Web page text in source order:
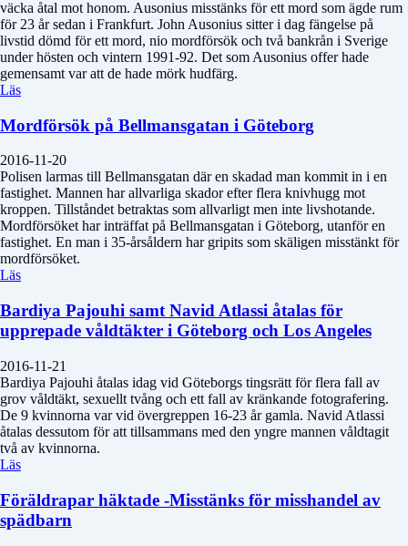
väcka åtal mot honom. Ausonius misstänks för ett mord som ägde rum
för 23 år sedan i Frankfurt. John Ausonius sitter i dag fängelse på
livstid dömd för ett mord, nio mordförsök och två bankrån i Sverige
under hösten och vintern 1991-92. Det som Ausonius offer hade
gemensamt var att de hade mörk hudfärg.
Läs
Mordförsök på Bellmansgatan i Göteborg
2016-11-20
Polisen larmas till Bellmansgatan där en skadad man kommit in i en
fastighet. Mannen har allvarliga skador efter flera knivhugg mot
kroppen. Tillståndet betraktas som allvarligt men inte livshotande.
Mordförsöket har inträffat på Bellmansgatan i Göteborg, utanför en
fastighet. En man i 35-årsåldern har gripits som skäligen misstänkt för
mordförsöket.
Läs
Bardiya Pajouhi samt Navid Atlassi åtalas för
upprepade våldtäkter i Göteborg och Los Angeles
2016-11-21
Bardiya Pajouhi åtalas idag vid Göteborgs tingsrätt för flera fall av
grov våldtäkt, sexuellt tvång och ett fall av kränkande fotografering.
De 9 kvinnorna var vid övergreppen 16-23 år gamla. Navid Atlassi
åtalas dessutom för att tillsammans med den yngre mannen våldtagit
två av kvinnorna.
Läs
Föräldrapar häktade -Misstänks för misshandel av
spädbarn